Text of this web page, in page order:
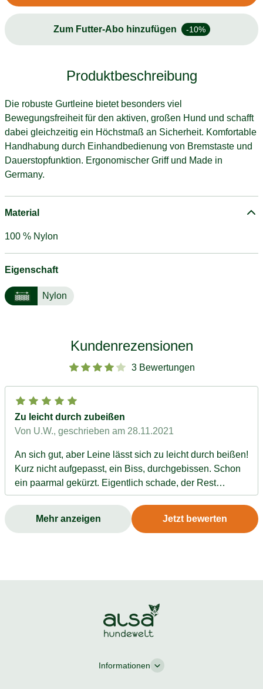
Zum Futter-Abo hinzufügen -10%
Produktbeschreibung
Die robuste Gurtleine bietet besonders viel
Bewegungsfreiheit für den aktiven, großen Hund und schafft
dabei gleichzeitig ein Höchstmaß an Sicherheit. Komfortable
Handhabung durch Einhandbedienung von Bremstaste und
Dauerstopfunktion. Ergonomischer Griff und Made in
Germany.
Material
100 % Nylon
Eigenschaft
Nylon
Kundenrezensionen
3 Bewertungen
Zu leicht durch zubeißen
Von U.W., geschrieben am 28.11.2021
An sich gut, aber Leine lässt sich zu leicht durch beißen!
Kurz nicht aufgepasst, ein Biss, durchgebissen. Schon
ein paarmal gekürzt. Eigentlich schade, der Rest
funktioniert gut.
Mehr anzeigen Jetzt bewerten
Informationen